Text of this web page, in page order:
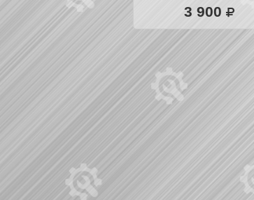
3 900